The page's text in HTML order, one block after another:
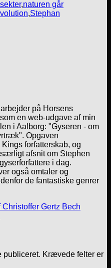
,naturen går
,Stephan
på Horsens
en web-udgave af min
i Aalborg: "Gyseren - om
Opgaven
forfatterskab, og
afsnit om Stephen
i dag.
også omtaler og
de fantastiske genrer
Gertz Bech
publiceret. Krævede felter er